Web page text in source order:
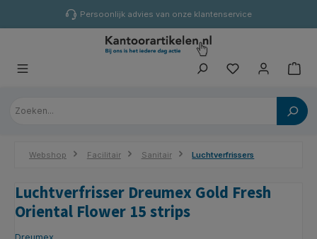
Persoonlijk advies van onze klantenservice
Webshop Facilitair Sanitair Luchtverfrissers
Luchtverfrisser Dreumex Gold Fresh
Oriental Flower 15 strips